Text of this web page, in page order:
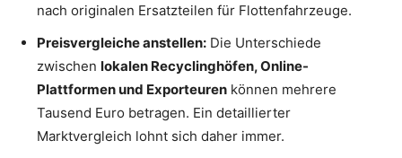
nach originalen Ersatzteilen für Flottenfahrzeuge.
Preisvergleiche anstellen: Die Unterschiede
zwischen lokalen Recyclinghöfen, Online-
Plattformen und Exporteuren können mehrere
Tausend Euro betragen. Ein detaillierter
Marktvergleich lohnt sich daher immer.